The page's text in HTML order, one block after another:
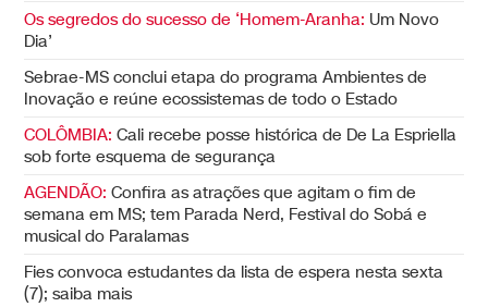
Os segredos do sucesso de ‘Homem-Aranha: Um Novo
Dia’
Sebrae-MS conclui etapa do programa Ambientes de
Inovação e reúne ecossistemas de todo o Estado
COLÔMBIA: Cali recebe posse histórica de De La Espriella
sob forte esquema de segurança
AGENDÃO: Confira as atrações que agitam o fim de
semana em MS; tem Parada Nerd, Festival do Sobá e
musical do Paralamas
Fies convoca estudantes da lista de espera nesta sexta
(7); saiba mais